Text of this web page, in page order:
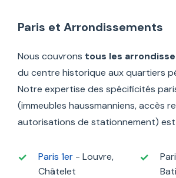
Paris et Arrondissements
Nous couvrons tous les
du centre historique aux quartiers
Notre expertise des spécificités
(immeubles haussmanniens, accès
autorisations de stationnement)
Paris 1er - Louvre,
Châtelet